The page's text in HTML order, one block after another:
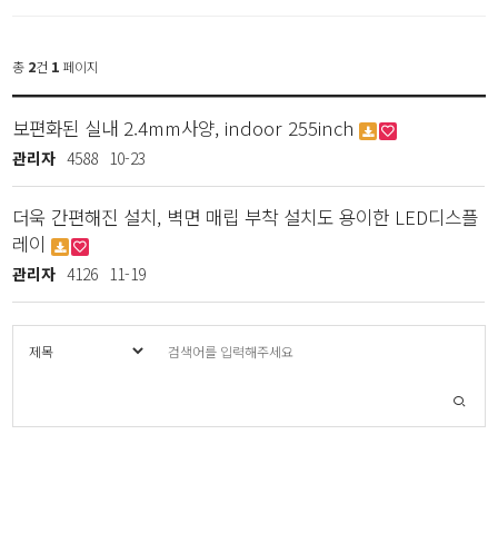
총 2건 1 페이지
보편화된 실내 2.4mm사양, indoor 255inch
관리자 4588 10-23
더욱 간편해진 설치, 벽면 매립 부착 설치도 용이한 LED디스플
레이
관리자 4126 11-19